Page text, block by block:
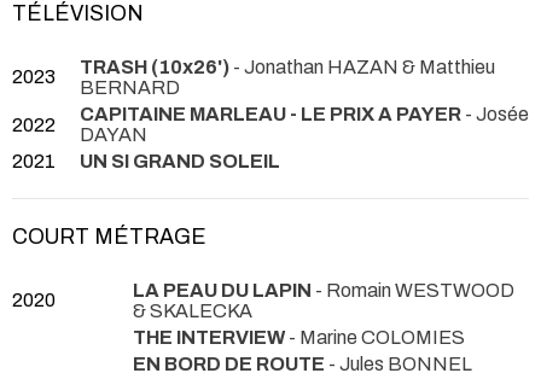
TÉLÉVISION
2023 TRASH (10x26') - Jonathan HAZAN & Matthieu
BERNARD
2022
CAPITAINE MARLEAU - LE PRIX A PAYER - Josée
DAYAN
2021
UN SI GRAND SOLEIL
COURT MÉTRAGE
2020 LA PEAU DU LAPIN - Romain WESTWOOD
& SKALECKA
THE INTERVIEW- Marine COLOMIES
EN BORD DE ROUTE - Jules BONNEL